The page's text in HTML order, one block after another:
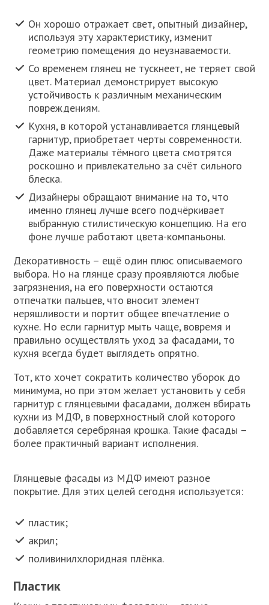
Он хорошо отражает свет, опытный дизайнер,
используя эту характеристику, изменит
геометрию помещения до неузнаваемости.
Со временем глянец не тускнеет, не теряет свой
цвет. Материал демонстрирует высокую
устойчивость к различным механическим
повреждениям.
Кухня, в которой устанавливается глянцевый
гарнитур, приобретает черты современности.
Даже материалы тёмного цвета смотрятся
роскошно и привлекательно за счёт сильного
блеска.
Дизайнеры обращают внимание на то, что
именно глянец лучше всего подчёркивает
выбранную стилистическую концепцию. На его
фоне лучше работают цвета-компаньоны.
Декоративность – ещё один плюс описываемого
выбора. Но на глянце сразу проявляются любые
загрязнения, на его поверхности остаются
отпечатки пальцев, что вносит элемент
неряшливости и портит общее впечатление о
кухне. Но если гарнитур мыть чаще, вовремя и
правильно осуществлять уход за фасадами, то
кухня всегда будет выглядеть опрятно.
Тот, кто хочет сократить количество уборок до
минимума, но при этом желает установить у себя
гарнитур с глянцевыми фасадами, должен вбирать
кухни из МДФ, в поверхностный слой которого
добавляется серебряная крошка. Такие фасады –
более практичный вариант исполнения.
Глянцевые фасады из МДФ имеют разное
покрытие. Для этих целей сегодня используется:
пластик;
акрил;
поливинилхлоридная плёнка.
Пластик